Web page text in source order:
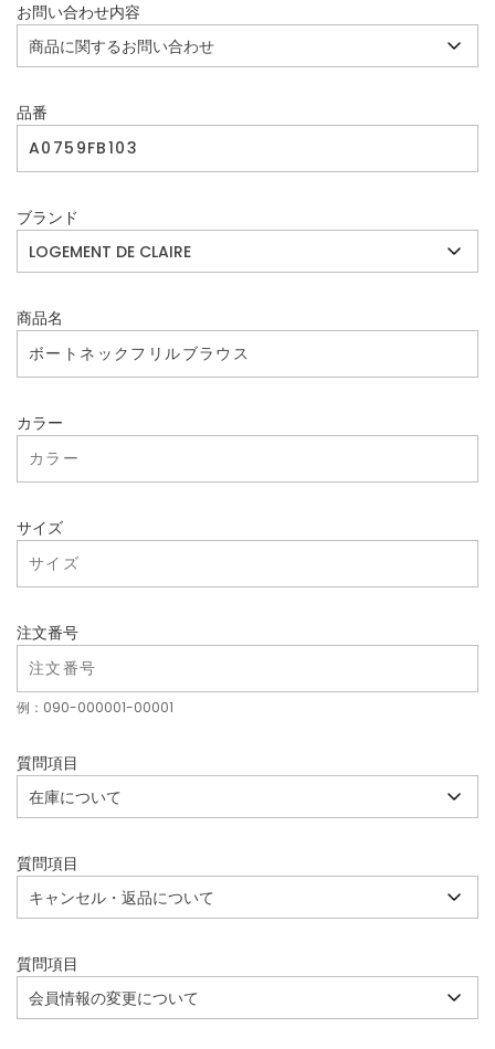
お問い合わせ内容
品番
ブランド
商品名
カラー
サイズ
注文番号
例：090-000001-00001
質問項目
質問項目
質問項目